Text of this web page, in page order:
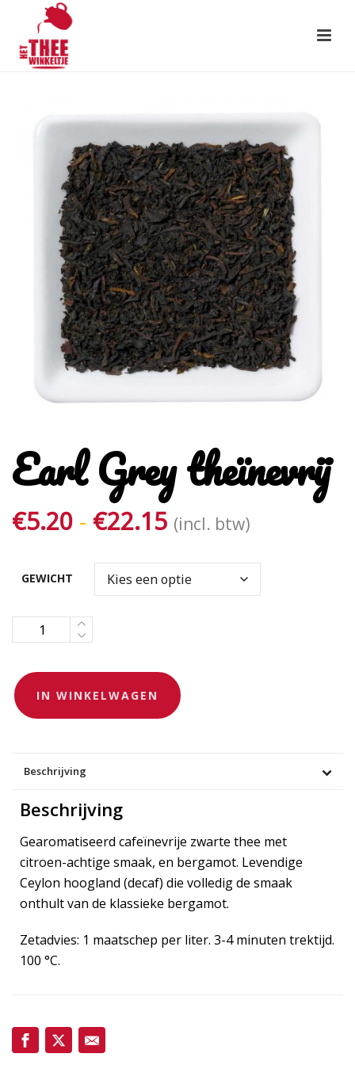
Earl Grey theïnevrij
€5.20 - €22.15Prijsklasse:
tot
(incl. btw)
GEWICHT
Aantal
IN WINKELWAGEN
Beschrijving
Beschrijving
Gearomatiseerd cafeïnevrije zwarte thee met
citroen-achtige smaak, en bergamot. Levendige
Ceylon hoogland (decaf) die volledig de smaak
onthult van de klassieke bergamot.
Zetadvies: 1 maatschep per liter. 3-4 minuten trektijd.
100 °C.